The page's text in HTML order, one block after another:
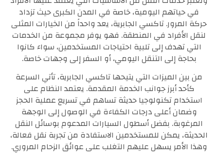
في حياتهم اليومية، خاصة في المدن الكبرى حيث تزداد
حركة المرور. تاكسي الجابرية، يعد واحداً من الخيارات المثلى
لنقل الأفراد في المنطقة. فهو يوفر مجموعة من الخدمات
التي تهدف إلى تلبية احتياجات المستخدمين، سواء كانوا
بحاجة إلى التنقل اليومي، أو السفر إلى وجهات خاصة.
من بين الميزات التي يتيحها تاكسي الجابرية، تأتي السرعة
كأحد أبرز جوانب الخدمة المقدمة. يعتمد النظام على
استخدام تكنولوجيا حديثة تساهم في تسريع عملية الحجز
وضمان أعلى درجات الكفاءة في الوصول إلى الوجهة
المرغوبة. بفضل أسطول السيارات المدعوم بوسائل النقل
الحديثة، يمكن للمستخدمين الاستفادة من تجربة نقل فعالة،
وهذا الأمر يسهل عليهم التغلب على عوائق الزحام المروري.